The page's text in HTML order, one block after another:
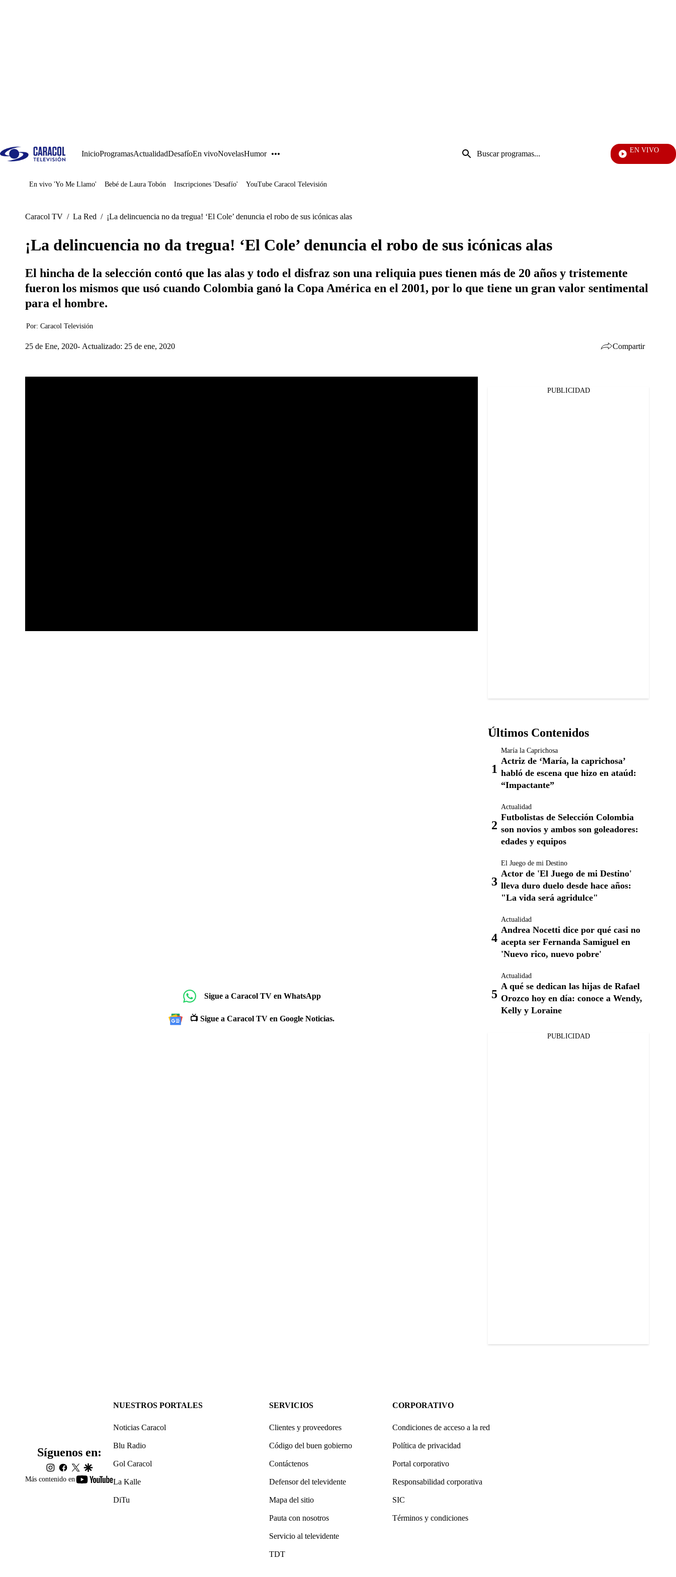
InicioProgramasActualidadDesafíoEn vivoNovelasHumor
Entrada
de
EN VIVO
Juegos
En vivo 'Yo Me Llamo' Bebé de Laura Tobón Inscripciones 'Desafío' YouTube Caracol Televisión
Caracol TV / La Red / ¡La delincuencia no da tregua! ‘El Cole’ denuncia el robo de sus icónicas alas
¡La delincuencia no da tregua! ‘El Cole’ denuncia el robo de sus icónicas alas
El hincha de la selección contó que las alas y todo el disfraz son una reliquia pues tienen más de 20 años y tristemente
fueron los mismos que usó cuando Colombia ganó la Copa América en el 2001, por lo que tiene un gran valor sentimental
para el hombre.
Por: Caracol Televisión
25 de Ene, 2020 Actualizado: 25 de ene, 2020 Compartir
Sigue a Caracol TV en WhatsApp
📺 Sigue a Caracol TV en Google Noticias.
PUBLICIDAD
Últimos Contenidos
María la Caprichosa
Actriz de ‘María, la caprichosa’
habló de escena que hizo en ataúd:
“Impactante”
Actualidad
Futbolistas de Selección Colombia
son novios y ambos son goleadores:
edades y equipos
El Juego de mi Destino
Actor de 'El Juego de mi Destino'
lleva duro duelo desde hace años:
"La vida será agridulce"
Actualidad
Andrea Nocetti dice por qué casi no
acepta ser Fernanda Samiguel en
'Nuevo rico, nuevo pobre'
Actualidad
A qué se dedican las hijas de Rafael
Orozco hoy en día: conoce a Wendy,
Kelly y Loraine
PUBLICIDAD
Más contenido en
youtube-
Síguenos en:
instagram
facebook
twittergoogle
NUESTROS PORTALES
Noticias Caracol
Blu Radio
Gol Caracol
La Kalle
DiTu
SERVICIOS
Clientes y proveedores
Código del buen gobierno
Contáctenos
Defensor del televidente
Mapa del sitio
Pauta con nosotros
Servicio al televidente
TDT
CORPORATIVO
Condiciones de acceso a la red
Política de privacidad
Portal corporativo
Responsabilidad corporativa
SIC
Términos y condiciones